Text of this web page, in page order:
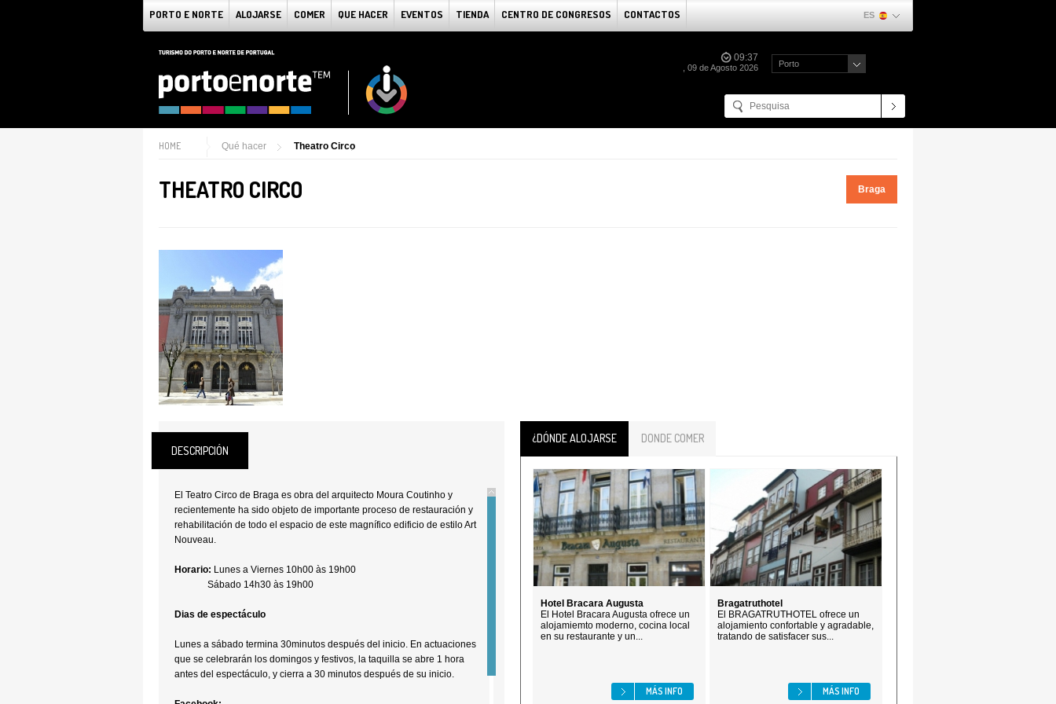
PORTO E NORTE ALOJARSE COMER QUE HACER EVENTOS TIENDA CENTRO DE CONGRESOS CONTACTOS ES
09:37
, 09 de Agosto 2026 Porto
HOME Qué hacer Theatro Circo
THEATRO CIRCO Braga
DESCRIPCIÓN
El Teatro Circo de Braga es obra del arquitecto Moura Coutinho y
recientemente ha sido objeto de importante proceso de restauración y
rehabilitación de todo el espacio de este magnífico edificio de estilo Art
Nouveau.
Horario: Lunes a Viernes 10h00 às 19h00
Sábado 14h30 às 19h00
Dias de espectáculo
Lunes a sábado termina 30minutos después del inicio. En actuaciones
que se celebrarán los domingos y festivos, la taquilla se abre 1 hora
antes del espectáculo, y cierra a 30 minutos después de su inicio.
¿DÓNDE ALOJARSE DONDE COMER
Hotel Bracara Augusta
El Hotel Bracara Augusta ofrece un
alojamiemto moderno, cocina local
en su restaurante y un...
MÁS INFO
Bragatruthotel
El BRAGATRUTHOTEL ofrece un
alojamiento confortable y agradable,
tratando de satisfacer sus...
MÁS INFO